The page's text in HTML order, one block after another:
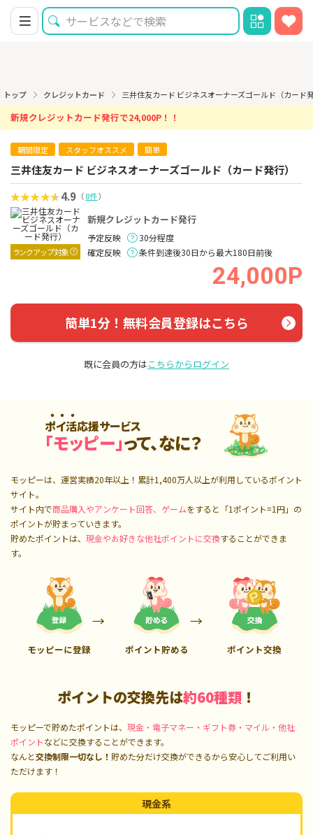
トップ クレジットカード 三井住友カード ビジネスオーナーズゴールド（カード
新規クレジットカード発行で24,000P！！
期間限定 スタッフオススメ 簡単
三井住友カード ビジネスオーナーズゴールド（カード発行）
4.9 （8件）
ランクアップ対象
新規クレジットカード発行
予定反映
30分程度
確定反映
条件到達後30日から最大180日前後
24,000P
簡単1分！無料会員登録はこちら
既に会員の方はこちらからログイン
ポイ活応援サービス
「モッピー」って、なに？
モッピーは、運営実績20年以上！累計1,400万人以上が利用しているポイント
サイト。
サイト内で商品購入やアンケート回答、ゲームをすると「1ポイント=1円」の
ポイントが貯まっていきます。
貯めたポイントは、 現金やお好きな他社ポイントに交換することができま
す。
モッピーに登録 ポイント貯める ポイント交換
ポイントの交換先は約60種類 ！
モッピーで貯めたポイントは、 現金・電子マネー・ギフト券・マイル・他社
ポイントなどに交換することができます。
なんと交換制限一切なし！ 貯めた分だけ交換ができるから安心してご利用い
ただけます！
現金系